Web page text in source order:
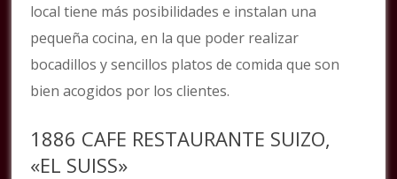
local tiene más posibilidades e instalan una
pequeña cocina, en la que poder realizar
bocadillos y sencillos platos de comida que son
bien acogidos por los clientes.
1886 CAFE RESTAURANTE SUIZO,
«EL SUISS»